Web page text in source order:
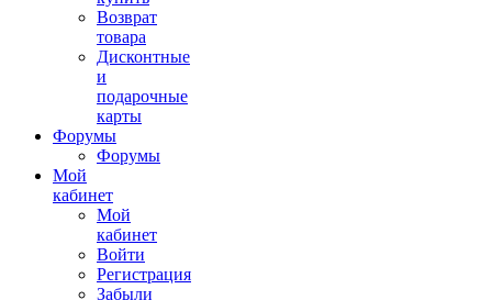
Возврат
товара
Дисконтные
и
подарочные
карты
Форумы
Форумы
Мой
кабинет
Мой
кабинет
Войти
Регистрация
Забыли